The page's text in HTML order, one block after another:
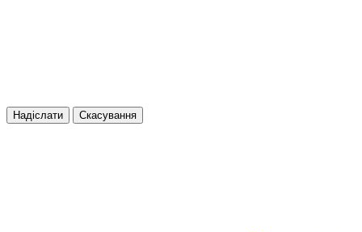
Надіслати Скасування